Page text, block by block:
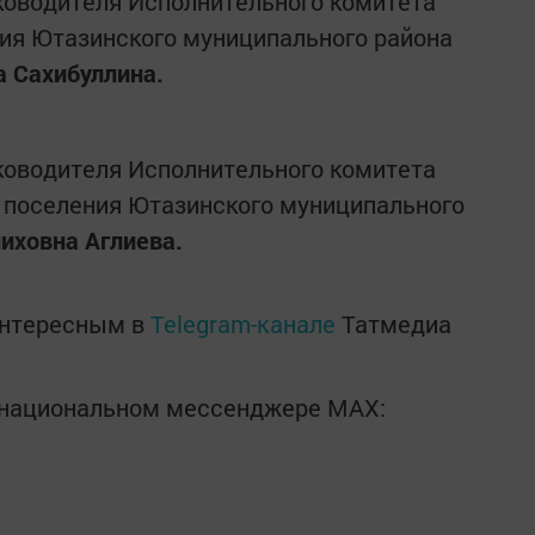
Ютазинского муниципального района
Исполнительного комитета
Ютазинского муниципального
Аглиева.
в Telegram-канале Татмедиа
мессенджере MАХ: